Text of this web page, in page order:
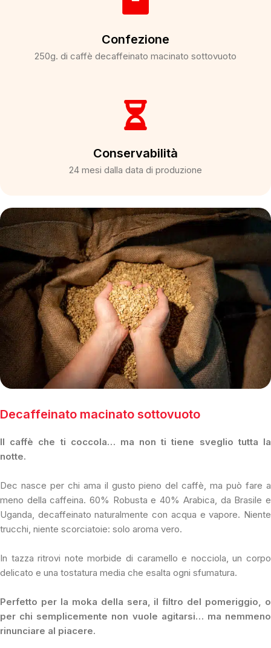
Confezione
250g. di caffè decaffeinato macinato sottovuoto
Conservabilità
24 mesi dalla data di produzione​
Decaffeinato macinato sottovuoto
Il caffè che ti coccola… ma non ti tiene sveglio tutta la
notte.
Dec nasce per chi ama il gusto pieno del caffè, ma può fare a
meno della caffeina. 60% Robusta e 40% Arabica, da Brasile e
Uganda, decaffeinato naturalmente con acqua e vapore. Niente
trucchi, niente scorciatoie: solo aroma vero.
In tazza ritrovi note morbide di caramello e nocciola, un corpo
delicato e una tostatura media che esalta ogni sfumatura.
Perfetto per la moka della sera, il filtro del pomeriggio, o
per chi semplicemente non vuole agitarsi… ma nemmeno
rinunciare al piacere.